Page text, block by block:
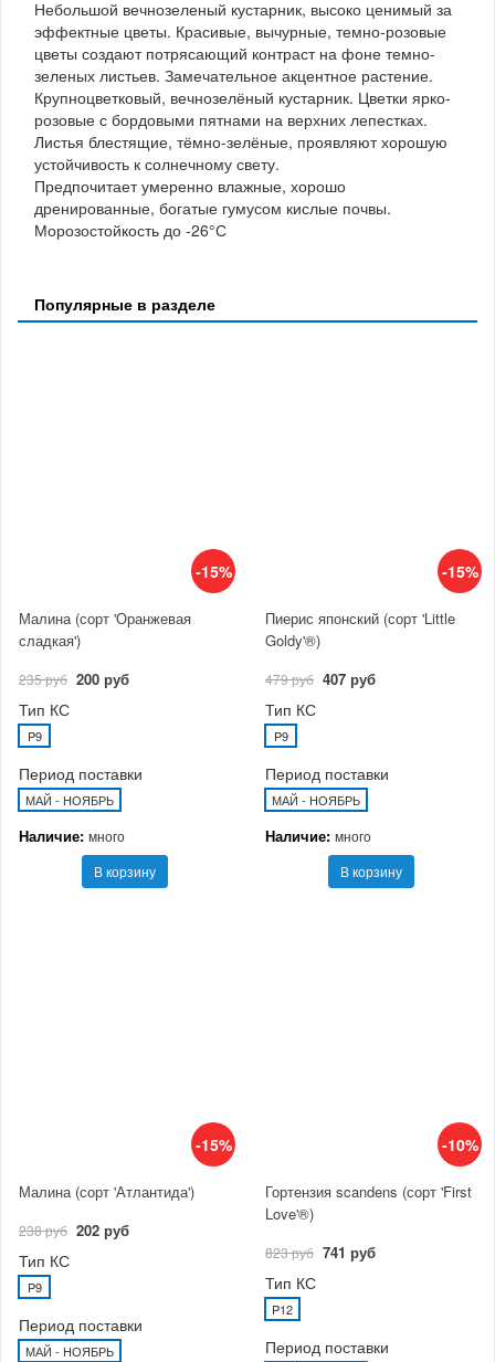
Небольшой вечнозеленый кустарник, высоко ценимый за
эффектные цветы. Красивые, вычурные, темно-розовые
цветы создают потрясающий контраст на фоне темно-
зеленых листьев. Замечательное акцентное растение.
Крупноцветковый, вечнозелёный кустарник. Цветки ярко-
розовые с бордовыми пятнами на верхних лепестках.
Листья блестящие, тёмно-зелёные, проявляют хорошую
устойчивость к солнечному свету.
Предпочитает умеренно влажные, хорошо
дренированные, богатые гумусом кислые почвы.
Морозостойкость до -26°С
Популярные в разделе
-15%
Малина (сорт 'Оранжевая
сладкая')
235 руб 200 руб
Тип КС
P9
Период поставки
МАЙ - НОЯБРЬ
Наличие: много
В корзину
-15%
Пиерис японский (сорт 'Little
Goldy'®)
479 руб 407 руб
Тип КС
P9
Период поставки
МАЙ - НОЯБРЬ
Наличие: много
В корзину
-15%
Малина (сорт 'Атлантида')
238 руб 202 руб
Тип КС
P9
Период поставки
МАЙ - НОЯБРЬ
-10%
Гортензия scandens (сорт 'First
Love'®)
823 руб 741 руб
Тип КС
P12
Период поставки